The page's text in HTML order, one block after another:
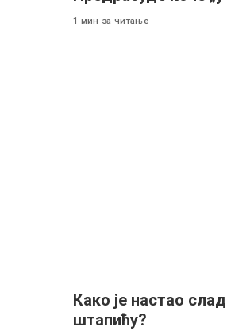
1 мин за читање
Како је настао
штапићу?